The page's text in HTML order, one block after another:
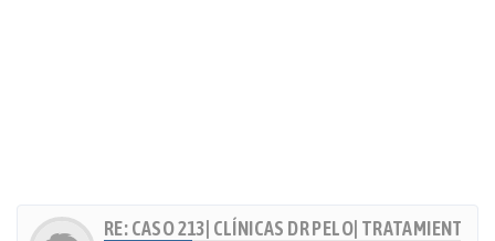
RE: CASO 213| CLÍNICAS DR PELO| TRATAMIENTO